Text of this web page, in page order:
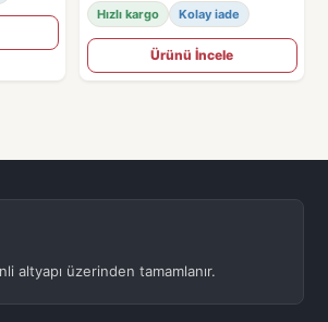
Hızlı kargo Kolay iade
Ürünü İncele
altyapı üzerinden tamamlanır.